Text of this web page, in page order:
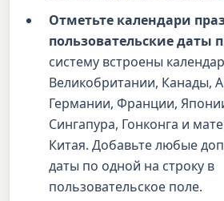
Отметьте календари
пользовательские даты
систему встроены
Великобритании, Канады,
Германии, Франции,
Сингапура, Гонконга и
Китая. Добавьте любые
даты по одной на строку в
пользовательское поле.